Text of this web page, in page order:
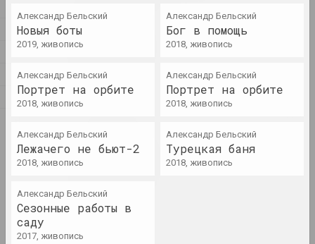
Ч
Ш
Щ
Ю
Заир Азгур
Air Berlin Alexanderplatz
Академия
выставочная площадка, галерея
Роман Аксёнов
Александр Бельский
Новыя боты
2019, живопись
Александр Бельский
Бог в помощь
2018, живопись
Александр Бельский
Портрет на орбите
2018, живопись
Александр Бельский
Портрет на орбите
2018, живопись
Александр Бельский
Лежачего не бьют-2
2018, живопись
Александр Бельский
Турецкая баня
2018, живопись
Александр Бельский
Сезонные работы в
саду
2017, живопись